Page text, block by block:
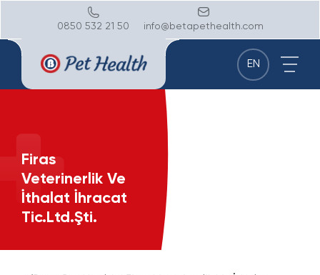
0850 532 21 50 info@betapethealth.com
EN
Firas
Veterinerlik Ve
İthalat İhracat
Tic.Ltd.Şti.